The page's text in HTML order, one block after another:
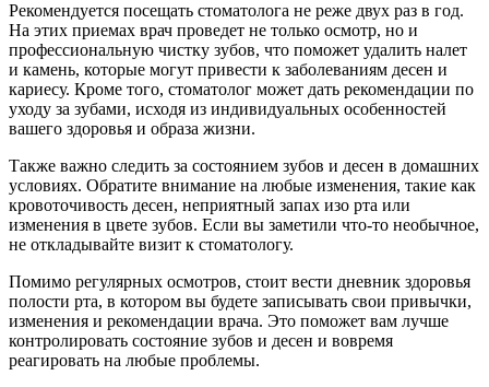
Рекомендуется посещать стоматолога не реже двух раз в год.
На этих приемах врач проведет не только осмотр, но и
профессиональную чистку зубов, что поможет удалить налет
и камень, которые могут привести к заболеваниям десен и
кариесу. Кроме того, стоматолог может дать рекомендации по
уходу за зубами, исходя из индивидуальных особенностей
вашего здоровья и образа жизни.
Также важно следить за состоянием зубов и десен в домашних
условиях. Обратите внимание на любые изменения, такие как
кровоточивость десен, неприятный запах изо рта или
изменения в цвете зубов. Если вы заметили что-то необычное,
не откладывайте визит к стоматологу.
Помимо регулярных осмотров, стоит вести дневник здоровья
полости рта, в котором вы будете записывать свои привычки,
изменения и рекомендации врача. Это поможет вам лучше
контролировать состояние зубов и десен и вовремя
реагировать на любые проблемы.